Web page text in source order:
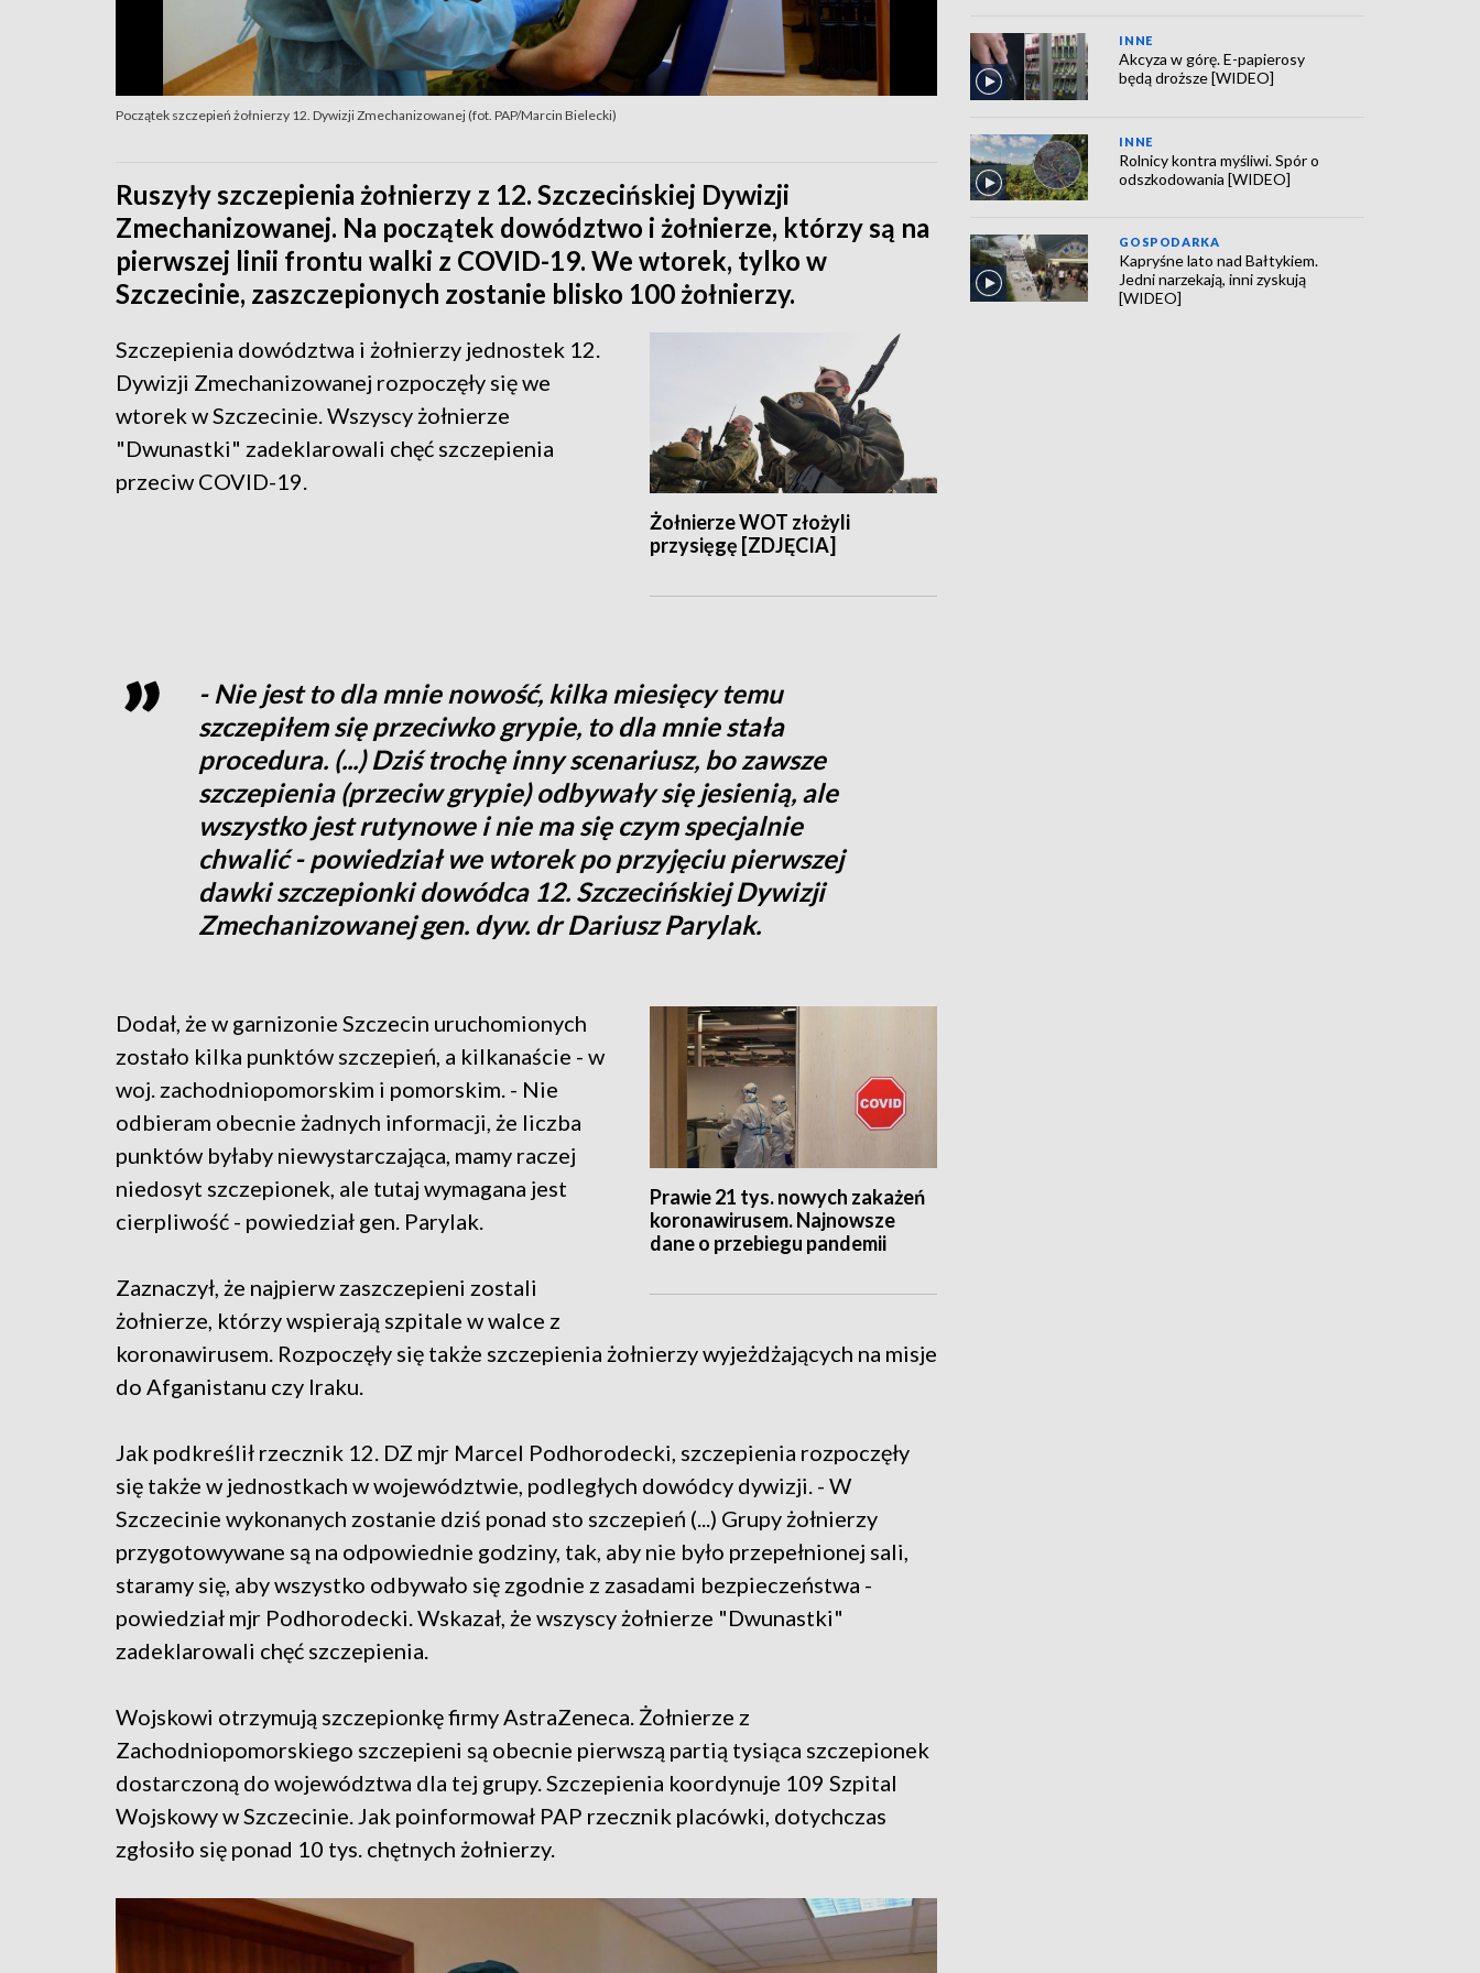
Początek szczepień żołnierzy 12. Dywizji Zmechanizowanej (fot. PAP/Marcin Bielecki)
Ruszyły szczepienia żołnierzy z 12. Szczecińskiej Dywizji
Zmechanizowanej. Na początek dowództwo i żołnierze, którzy są na
pierwszej linii frontu walki z COVID-19. We wtorek, tylko w
Szczecinie, zaszczepionych zostanie blisko 100 żołnierzy.
Żołnierze WOT złożyli
przysięgę [ZDJĘCIA]
Szczepienia dowództwa i żołnierzy jednostek 12.
Dywizji Zmechanizowanej rozpoczęły się we
wtorek w Szczecinie. Wszyscy żołnierze
"Dwunastki" zadeklarowali chęć szczepienia
przeciw COVID-19.
- Nie jest to dla mnie nowość, kilka miesięcy temu
szczepiłem się przeciwko grypie, to dla mnie stała
procedura. (...) Dziś trochę inny scenariusz, bo zawsze
szczepienia (przeciw grypie) odbywały się jesienią, ale
wszystko jest rutynowe i nie ma się czym specjalnie
chwalić - powiedział we wtorek po przyjęciu pierwszej
dawki szczepionki dowódca 12. Szczecińskiej Dywizji
Zmechanizowanej gen. dyw. dr Dariusz Parylak.
Prawie 21 tys. nowych zakażeń
koronawirusem. Najnowsze
dane o przebiegu pandemii
Dodał, że w garnizonie Szczecin uruchomionych
zostało kilka punktów szczepień, a kilkanaście - w
woj. zachodniopomorskim i pomorskim. - Nie
odbieram obecnie żadnych informacji, że liczba
punktów byłaby niewystarczająca, mamy raczej
niedosyt szczepionek, ale tutaj wymagana jest
cierpliwość - powiedział gen. Parylak.
Zaznaczył, że najpierw zaszczepieni zostali
żołnierze, którzy wspierają szpitale w walce z
koronawirusem. Rozpoczęły się także szczepienia żołnierzy wyjeżdżających na misje
do Afganistanu czy Iraku.
Jak podkreślił rzecznik 12. DZ mjr Marcel Podhorodecki, szczepienia rozpoczęły
się także w jednostkach w województwie, podległych dowódcy dywizji. - W
Szczecinie wykonanych zostanie dziś ponad sto szczepień (...) Grupy żołnierzy
przygotowywane są na odpowiednie godziny, tak, aby nie było przepełnionej sali,
staramy się, aby wszystko odbywało się zgodnie z zasadami bezpieczeństwa -
powiedział mjr Podhorodecki. Wskazał, że wszyscy żołnierze "Dwunastki"
zadeklarowali chęć szczepienia.
Wojskowi otrzymują szczepionkę firmy AstraZeneca. Żołnierze z
Zachodniopomorskiego szczepieni są obecnie pierwszą partią tysiąca szczepionek
dostarczoną do województwa dla tej grupy. Szczepienia koordynuje 109 Szpital
Wojskowy w Szczecinie. Jak poinformował PAP rzecznik placówki, dotychczas
zgłosiło się ponad 10 tys. chętnych żołnierzy.
INNE
Akcyza w górę. E-papierosy
będą droższe [WIDEO]
INNE
Rolnicy kontra myśliwi. Spór o
odszkodowania [WIDEO]
GOSPODARKA
Kapryśne lato nad Bałtykiem.
Jedni narzekają, inni zyskują
[WIDEO]